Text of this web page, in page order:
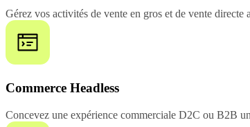
Gérez vos activités de vente en gros et de vente
Commerce Headless
Concevez une expérience commerciale D2C ou B2B